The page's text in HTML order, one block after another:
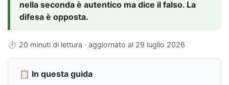
nella seconda è autentico ma dice il falso. La
difesa è opposta.
⏱ 20 minuti di lettura · aggiornato al 29 luglio 2026
📋 In questa guida